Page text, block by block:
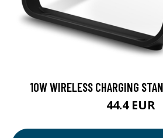
10W WIRELESS CHARGING
44.4 EUR